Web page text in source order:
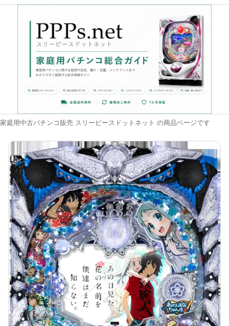
家庭用中古パチンコ販売 スリーピースドットネット の商品ページです